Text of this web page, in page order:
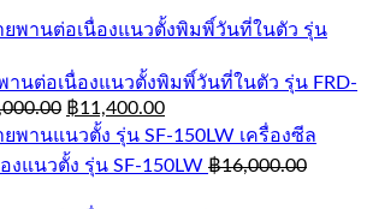
านต่อเนื่องแนวตั้งพิมพิ์วันที่ในตัว รุ่น FRD-
฿11,400.00
เครื่องซีล
งแนวตั้ง รุ่น SF-150LW ฿16,000.00